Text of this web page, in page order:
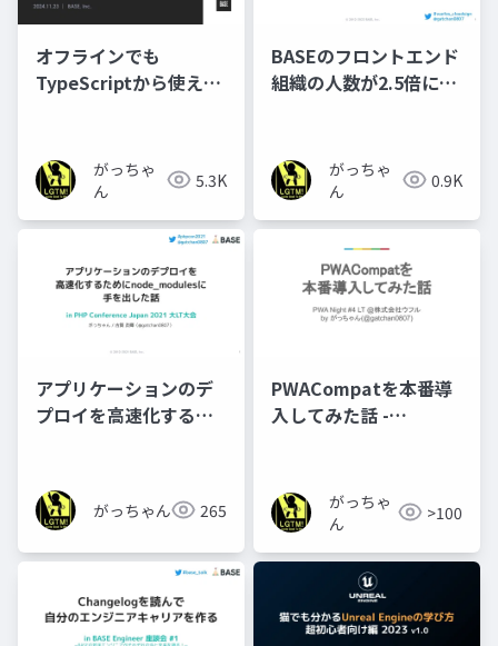
オフラインでも
TypeScriptから使える
~
がっちゃ
ん
5.3K
BASEのフロントエンド
組織の人数が2.5倍にな
がっちゃ
ん
0.9K
アプリケーションのデ
プロイを高速化するた
がっちゃん 265
PWACompatを本番導
入してみた話 -
がっちゃ
ん
>100